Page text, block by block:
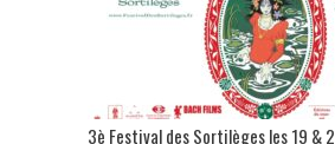
3è Festival des Sortilèges les 19 &